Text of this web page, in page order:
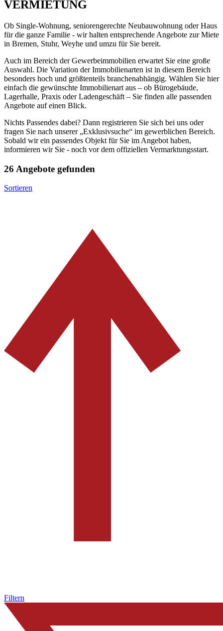
VERMIETUNG
Ob Single-Wohnung, seniorengerechte Neubauwohnung oder Haus
für die ganze Familie - wir halten entsprechende Angebote zur Miete
in Bremen, Stuhr, Weyhe und umzu für Sie bereit.
Auch im Bereich der Gewerbeimmobilien erwartet Sie eine große
Auswahl. Die Variation der Immobilienarten ist in diesem Bereich
besonders hoch und größtenteils branchenabhängig. Wählen Sie hier
einfach die gewünschte Immobilienart aus – ob Bürogebäude,
Lagerhalle, Praxis oder Ladengeschäft – Sie finden alle passenden
Angebote auf einen Blick.
Nichts Passendes dabei? Dann registrieren Sie sich bei uns oder
fragen Sie nach unserer „Exklusivsuche“ im gewerblichen Bereich.
Sobald wir ein passendes Objekt für Sie im Angebot haben,
informieren wir Sie - noch vor dem offiziellen Vermarktungsstart.
26 Angebote gefunden
Sortieren
Filtern